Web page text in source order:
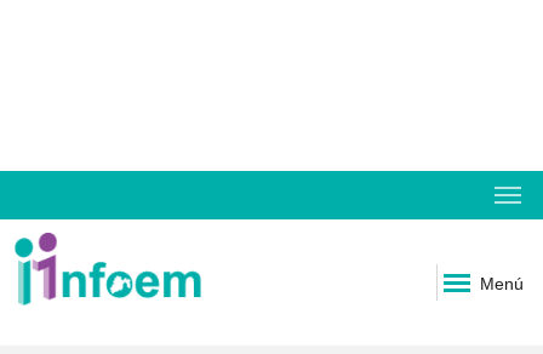
Menú